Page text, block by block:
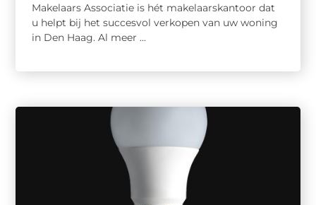
Makelaars Associatie is hét makelaarskantoor dat
u helpt bij het succesvol verkopen van uw woning
in Den Haag. Al meer ...